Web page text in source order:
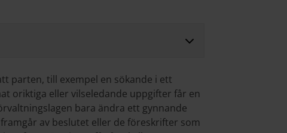
parten, till exempel en sökande i ett
oriktiga eller vilseledande uppgifter får en
bara ändra ett gynnande
av beslutet eller de föreskrifter som